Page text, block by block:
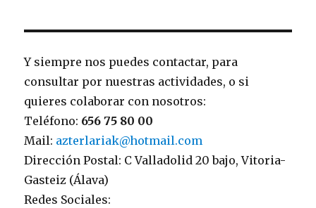
Y siempre nos puedes contactar, para
consultar por nuestras actividades, o si
quieres colaborar con nosotros:
Teléfono: 656 75 80 00
Mail: azterlariak@hotmail.com
Dirección Postal: C Valladolid 20 bajo, Vitoria-
Gasteiz (Álava)
Redes Sociales: